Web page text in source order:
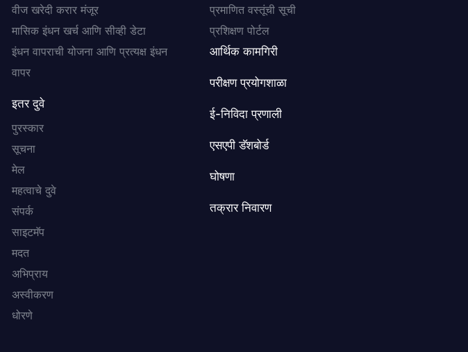
वीज खरेदी करार मंजूर
मासिक इंधन खर्च आणि सीव्ही डेटा
इंधन वापराची योजना आणि प्रत्यक्ष इंधन
वापर
इतर दुवे
पुरस्कार
सूचना
मेल
महत्वाचे दुवे
संपर्क
साइटमॅप
मदत
अभिप्राय
अस्वीकरण
धोरणे
प्रमाणित वस्तूंची सूची
प्रशिक्षण पोर्टल
आर्थिक कामगिरी
परीक्षण प्रयोगशाळा
ई-निविदा प्रणाली
एसएपी डॅशबोर्ड
घोषणा
तक्रार निवारण